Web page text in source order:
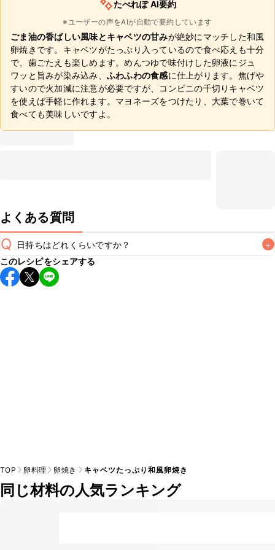
たべれぽ AI要約
※ユーザーの声をAIが自動で要約しています
ごま油の香ばしい風味とキャベツの甘みが絶妙にマッチした和風
卵焼きです。キャベツがたっぷり入っているので食べ応えも十分
で、歯ごたえも楽しめます。めんつゆで味付けした卵液にジュ
ワッと旨みが染み込み、 ふわふわの食感に仕上がります。焦げや
すいので火加減に注意が必要ですが、コンビニの千切りキャベツ
を使えば手軽に作れます。マヨネーズをつけたり、大葉で巻いて
食べても美味しいですよ。
よくある質問
Q 日持ちはどれくらいですか？ +
保存期間は冷蔵で翌日中が目安です。なるべくお早めにお召
し上がりください。
このレシピをシェアする
TOP 卵料理 卵焼き キャベツたっぷり和風卵焼き
同じ材料の人気ランキング